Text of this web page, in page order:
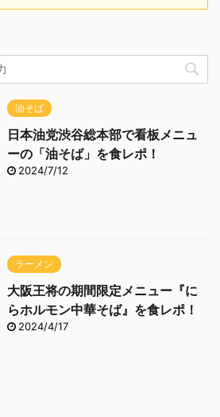
油そば
日本油党渋谷総本部で看板メニュ
ーの「油そば」を食レポ！
2024/7/12
ラーメン
大阪王将の期間限定メニュー『に
らホルモン中華そば』を食レポ！
2024/4/17